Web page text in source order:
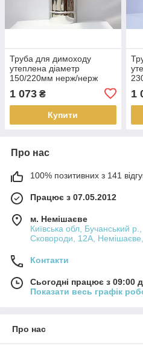
Труба для димоходу
утеплена діаметр
150/220мм нерж/нерж
0,5м 0,8мм (сендвіч) AISI
304
1 073 ₴
Купити
1
Про нас
100% позитивних з 141
Працює з 07.05.2012
м. Немішаєве
Київська обл, Бучанський
Сковороди, 12А, Немішаєве,
Контакти
Сьогодні працює з 09:00
Показати весь графік
Про нас